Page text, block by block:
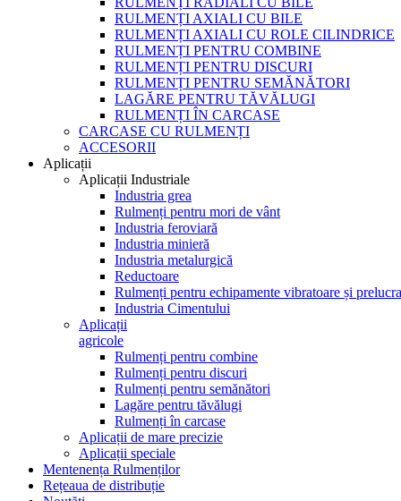
RULMENȚI AXIALI CU BILE
RULMENȚI AXIALI CU ROLE CILINDRICE
RULMENȚI PENTRU COMBINE
RULMENȚI PENTRU DISCURI
RULMENȚI PENTRU SEMĂNĂTORI
LAGĂRE PENTRU TĂVĂLUGI
RULMENȚI ÎN CARCASE
CARCASE CU RULMENȚI
ACCESORII
Aplicații
Aplicații Industriale
Industria grea
Rulmenți pentru mori de vânt
Industria feroviară
Industria minieră
Industria metalurgică
Reductoare
Rulmenți pentru echipamente vibratoare și
Industria Cimentului
Aplicații
agricole
Rulmenți pentru combine
Rulmenți pentru discuri
Rulmenți pentru semănători
Lagăre pentru tăvălugi
Rulmenți în carcase
Aplicații de mare precizie
Aplicații speciale
Mentenența Rulmenților
Rețeaua de distribuție